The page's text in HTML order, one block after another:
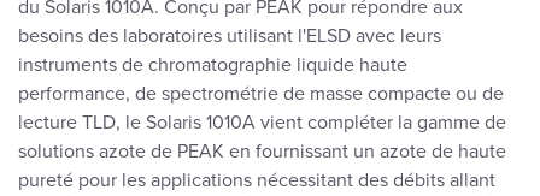
du Solaris 1010A. Conçu par PEAK pour répondre aux
besoins des laboratoires utilisant l'ELSD avec leurs
instruments de chromatographie liquide haute
performance, de spectrométrie de masse compacte ou de
lecture TLD, le Solaris 1010A vient compléter la gamme de
solutions azote de PEAK en fournissant un azote de haute
pureté pour les applications nécessitant des débits allant